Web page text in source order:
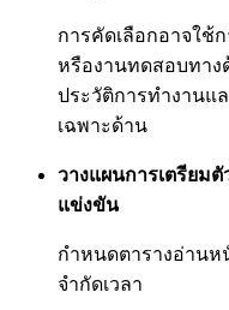
การคัดเลือกอาจใช้
หรืองานทดสอบทาง
ประวัติการทำงานแ
เฉพาะด้าน
วางแผนการเตรียม
แข่งขัน
กำหนดตารางอ่านห
จำกัดเวลา